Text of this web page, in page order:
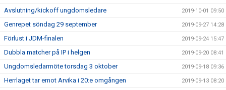
Avslutning/kickoff ungdomsledare 2019-10-01 09:50
Genrepet söndag 29 september 2019-09-27 14:28
Förlust i JDM-finalen 2019-09-24 15:47
Dubbla matcher på IP i helgen 2019-09-20 08:41
Ungdomsledarmöte torsdag 3 oktober 2019-09-18 09:36
Herrlaget tar emot Arvika i 20:e omgången 2019-09-13 08:20